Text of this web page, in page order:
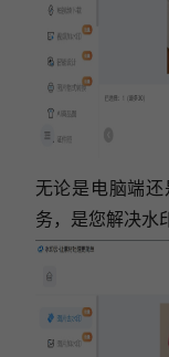
无论是电脑端
务，是您解决水